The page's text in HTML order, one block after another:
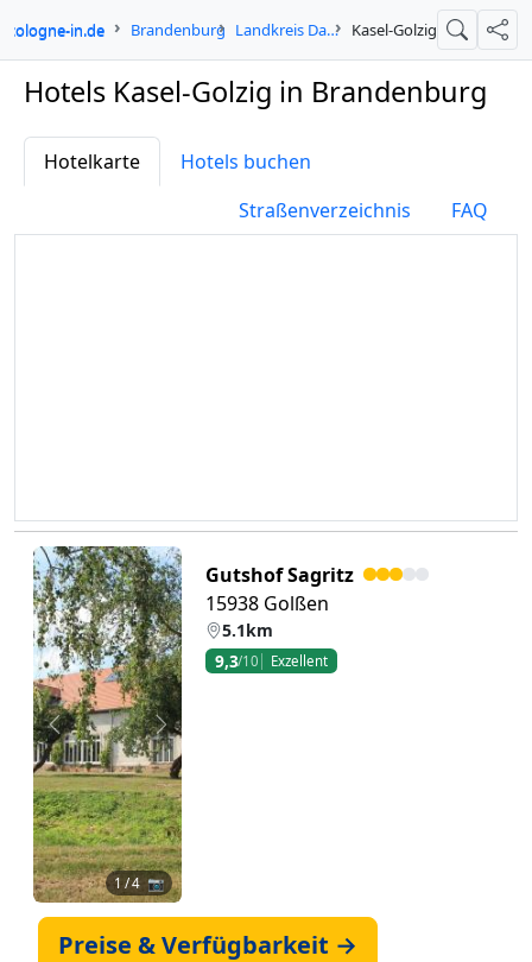
cologne-in.de Brandenburg Landkreis Dahme-Spreewald Kasel-Golzig Suche
Hotels Kasel-Golzig in Brandenburg
Hotelkarte
Hotels buchen
Straßenverzeichnis
FAQ
Zurück Weiter
1 / 4 📷
Gutshof Sagritz
15938 Golßen
5.1km
9,3/10 Exzellent
Preise & Verfügbarkeit →